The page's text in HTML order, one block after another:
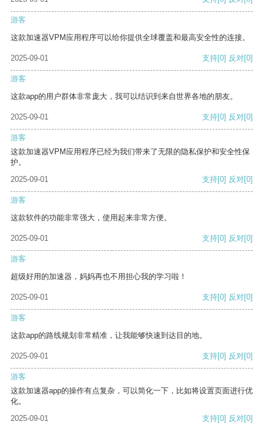
游客
这款加速器VPM应用程序可以给你提供全球覆盖和最高安全性的连接。
2025-09-01 支持[0] 反对[0]
游客
这款app的用户群体非常庞大，我可以结识到来自世界各地的朋友。
2025-09-01 支持[0] 反对[0]
游客
这款加速器VPM应用程序已经为我们带来了无限的隐私保护和安全性保
护。
2025-09-01
支持[0] 反对[0]
游客
这款软件的功能非常强大，使用起来非常方便。
2025-09-01 支持[0] 反对[0]
游客
超级好用的加速器，妈妈再也不用担心我的学习啦！
2025-09-01 支持[0] 反对[0]
游客
这款app的路线规划非常精准，让我能够快速到达目的地。
2025-09-01 支持[0] 反对[0]
游客
这款加速器app的操作有点复杂，可以简化一下，比如将设置页面进行优
化。
2025-09-01
支持[0] 反对[0]